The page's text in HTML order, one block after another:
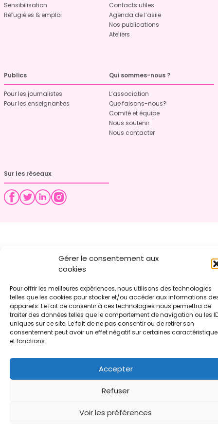
Gérer le consentement aux
cookies
Pour offrir les meilleures expériences, nous utilisons des technologies
telles que les cookies pour stocker et/ou accéder aux informations
appareils. Le fait de consentir à ces technologies nous permettra de
traiter des données telles que le comportement de navigation ou les
uniques sur ce site. Le fait de ne pas consentir ou de retirer son
consentement peut avoir un effet négatif sur certaines
et fonctions.
Accepter
Refuser
Voir les préférences
Sensibilisation
Réfugié·es & emploi
Contacts utiles
Agenda de l’asile
Nos publications
Ateliers
Publics
Pour les journalistes
Pour les enseignant·es
Qui sommes-nous ?
L’association
Que faisons-nous?
Comité et équipe
Nous soutenir
Nous contacter
Sur les réseaux